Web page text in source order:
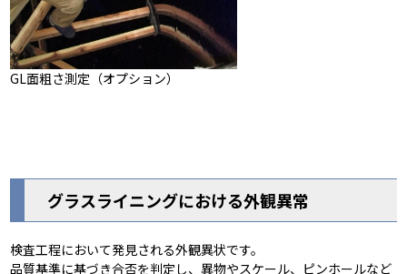
GL面粗さ測定（オプション）
グラスライニングにおける外観異常
検査工程において発見される外観異状です。
品質基準に基づき合否を判定し、異物やスケール、ピンホールなど